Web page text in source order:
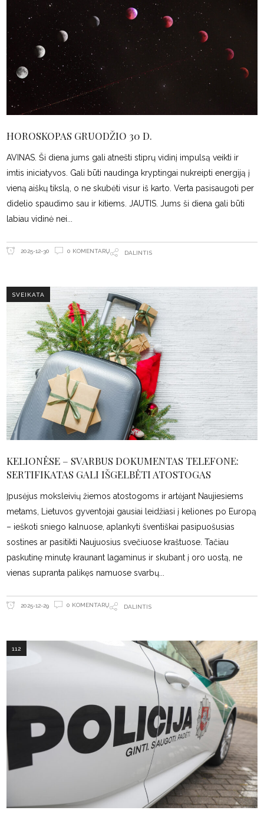
HOROSKOPAS GRUODŽIO 30 D.
AVINAS. Ši diena jums gali atnešti stiprų vidinį impulsą veikti ir
imtis iniciatyvos. Gali būti naudinga kryptingai nukreipti energiją į
vieną aiškų tikslą, o ne skubėti visur iš karto. Verta pasisaugoti per
didelio spaudimo sau ir kitiems. JAUTIS. Jums ši diena gali būti
labiau vidinė nei
2025-12-30 0 KOMENTARŲ DALINTIS
SVEIKATA
KELIONĖSE – SVARBUS DOKUMENTAS TELEFONE:
SERTIFIKATAS GALI IŠGELBĖTI ATOSTOGAS
Įpusėjus moksleivių žiemos atostogoms ir artėjant Naujiesiems
metams, Lietuvos gyventojai gausiai leidžiasi į keliones po Europą
– ieškoti sniego kalnuose, aplankyti šventiškai pasipuošusias
sostines ar pasitikti Naujuosius svečiuose kraštuose. Tačiau
paskutinę minutę kraunant lagaminus ir skubant į oro uostą, ne
vienas supranta palikęs namuose svarbų
2025-12-29 0 KOMENTARŲ DALINTIS
112